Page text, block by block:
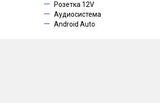
Розетка 12V
Аудиосистема
Android Auto